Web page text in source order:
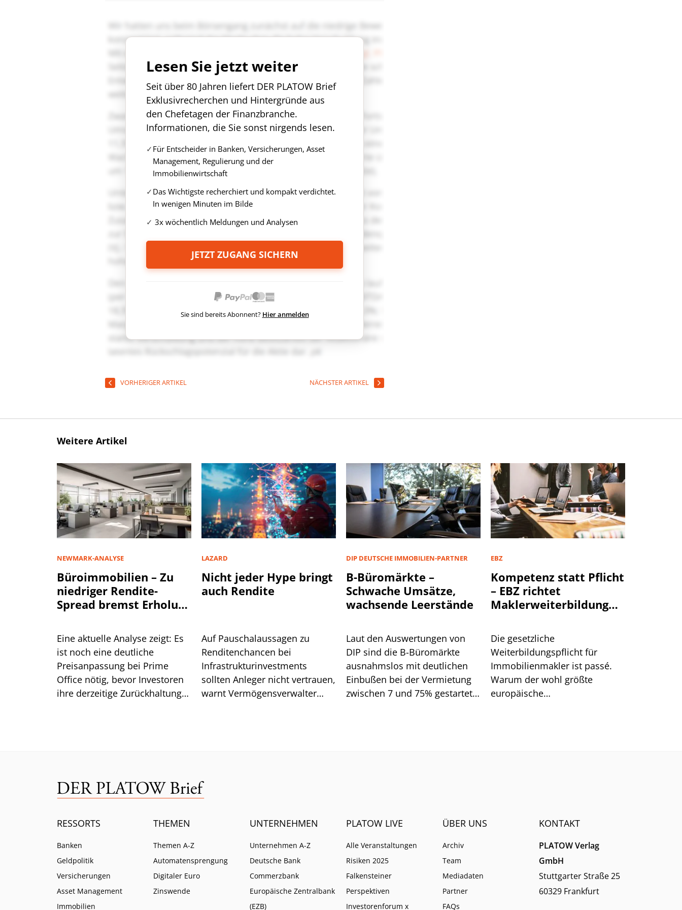
Lesen Sie jetzt weiter
Seit über 80 Jahren liefert DER PLATOW Brief
Exklusivrecherchen und Hintergründe aus
den Chefetagen der Finanzbranche.
Informationen, die Sie sonst nirgends lesen.
Für Entscheider in Banken, Versicherungen, Asset
Management, Regulierung und der
Immobilienwirtschaft
Das Wichtigste recherchiert und kompakt verdichtet.
In wenigen Minuten im Bilde
3x wöchentlich Meldungen und Analysen
JETZT ZUGANG SICHERN
Sie sind bereits Abonnent? Hier anmelden
VORHERIGER ARTIKEL NÄCHSTER ARTIKEL
Weitere Artikel
NEWMARK-ANALYSE
Büroimmobilien – Zu
niedriger Rendite-
Spread bremst Erholung
Eine aktuelle Analyse zeigt: Es
ist noch eine deutliche
Preisanpassung bei Prime
Office nötig, bevor Investoren
ihre derzeitige Zurückhaltung
LAZARD
Nicht jeder Hype bringt
auch Rendite
Auf Pauschalaussagen zu
Renditenchancen bei
Infrastrukturinvestments
sollten Anleger nicht vertrauen,
warnt Vermögensverwalter
DIP DEUTSCHE IMMOBILIEN-PARTNER
B-Büromärkte –
Schwache Umsätze,
wachsende Leerstände
Laut den Auswertungen von
DIP sind die B-Büromärkte
ausnahmslos mit deutlichen
Einbußen bei der Vermietung
zwischen 7 und 75% gestartet.
EBZ
Kompetenz statt Pflicht
– EBZ richtet
Maklerweiterbildung
Die gesetzliche
Weiterbildungspflicht für
Immobilienmakler ist passé.
Warum der wohl größte
europäische
RESSORTS
Banken
Geldpolitik
Versicherungen
Asset Management
Immobilien
THEMEN
Themen A-Z
Automatensprengung
Digitaler Euro
Zinswende
UNTERNEHMEN
Unternehmen A-Z
Deutsche Bank
Commerzbank
Europäische Zentralbank
(EZB)
PLATOW LIVE
Alle Veranstaltungen
Risiken 2025
Falkensteiner
Perspektiven
Investorenforum x
ÜBER UNS
Archiv
Team
Mediadaten
Partner
FAQs
KONTAKT
PLATOW Verlag
GmbH
Stuttgarter Straße 25
60329 Frankfurt